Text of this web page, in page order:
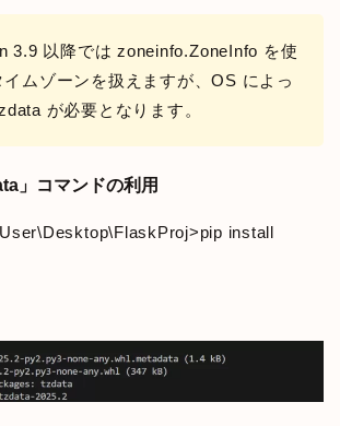
3.9 以降では zoneinfo.ZoneInfo を使
イムゾーンを扱えますが、OS によっ
が必要となります。
」コマンドの利用
install